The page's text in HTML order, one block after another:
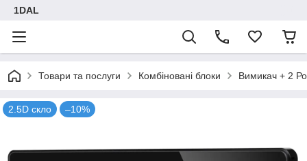
1DAL
Товари та послуги Комбіновані блоки Вимикач + 2
2.5D скло –10%